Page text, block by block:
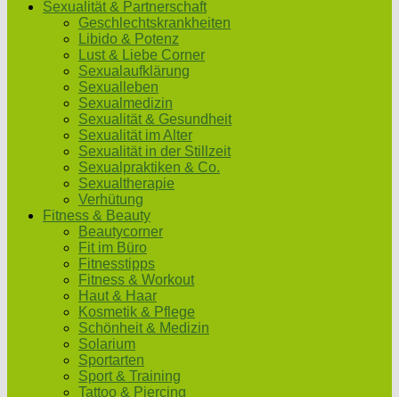
Sexualität & Partnerschaft
Geschlechtskrankheiten
Libido & Potenz
Lust & Liebe Corner
Sexualaufklärung
Sexualleben
Sexualmedizin
Sexualität & Gesundheit
Sexualität im Alter
Sexualität in der Stillzeit
Sexualpraktiken & Co.
Sexualtherapie
Verhütung
Fitness & Beauty
Beautycorner
Fit im Büro
Fitnesstipps
Fitness & Workout
Haut & Haar
Kosmetik & Pflege
Schönheit & Medizin
Solarium
Sportarten
Sport & Training
Tattoo & Piercing